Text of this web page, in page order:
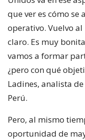
que ver es cómo
operativo. Vuelvo
claro. Es muy
vamos a formar
¿pero con qué
Ladines, analista
Perú.
Pero, al mismo
oportunidad de